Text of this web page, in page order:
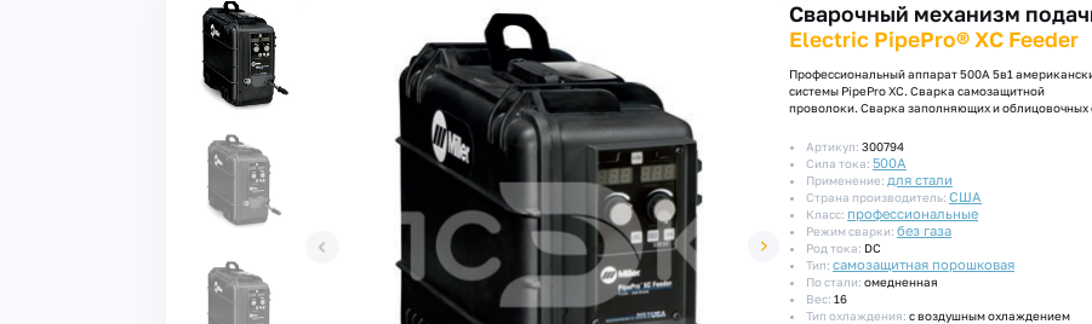
Сварочный механизм
Electric PipePro® XC Feeder
Профессиональный аппарат 500А 5в1
системы PipePro XС. Сварка самозащитной
проволоки. Cварка заполняющих и
Артикул: 300794
Сила тока: 500А
Применение: для стали
Страна производитель: США
Класс: профессиональные
Режим сварки: без газа
Род тока: DC
Тип: самозащитная порошковая
По стали: омедненная
Вес: 16
Тип охлаждения: с воздушным охлаждением